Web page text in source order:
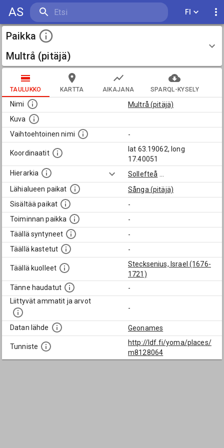
AS FI
Paikka
Multrå (pitäjä)
TAULUKKO KARTTA AIKAJANA SPARQL-KYSELY
Nimi
Multrå (pitäjä)
Kuva
Vaihtoehtoinen nimi
-
Koordinaatit
lat 63.19062, long
17.40051
Hierarkia
Sollefteå
Lähialueen paikat
Sånga (pitäjä)
Sisältää paikat
-
Toiminnan paikka
-
Täällä syntyneet
-
Täällä kastetut
-
Täällä kuolleet
Stecksenius, Israel (1676-
1721)
Tänne haudatut
-
Liittyvät ammatit ja arvot
-
Datan lähde Geonames
Tunniste
http://ldf.fi/yoma/places/
m8128064